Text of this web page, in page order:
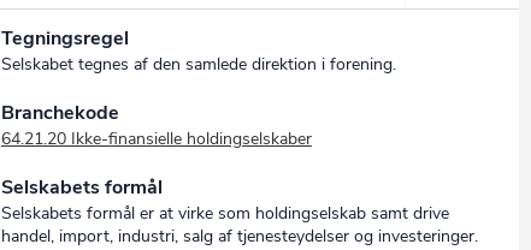
Tegningsregel
Selskabet tegnes af den samlede direktion i forening.
Branchekode
64.21.20 Ikke-finansielle holdingselskaber
Selskabets formål
Selskabets formål er at virke som holdingselskab samt drive
handel, import, industri, salg af tjenesteydelser og investeringer.